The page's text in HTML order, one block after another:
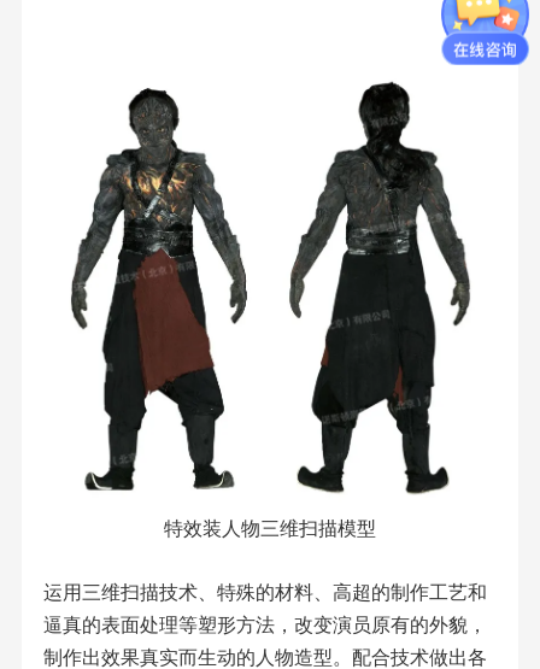
特效装人物三维扫描模型
运用三维扫描技术、特殊的材料、高超的制作工艺和
逼真的表面处理等塑形方法，改变演员原有的外貌，
制作出效果真实而生动的人物造型。配合技术做出各